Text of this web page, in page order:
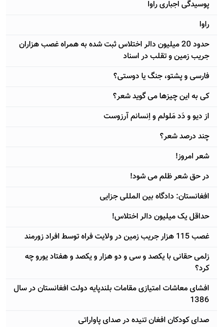
پوسيدگی اجباری راوا
راوا
حدود 20 ميليون دالر اختلاس ثبت شده به همراه غصب هزاران
جريب زمين و تقلب در اسناد
فارسی و پشتو، جنگ يا دوستی؟
کی به اين چيزها می گويد شعر؟
از ديو و دَد مَلولم و اِنسانم آرزوست
چند درصد شعر؟
شعر امروز!
در حق شعر ظلم می شود!
افغانستان: دادگاه بين المللی جزايی
حداقل يک ميليون دالر اختلاس!
غصب 115 هزار جريب زمين در ولايت فراه توسط افراد زورمند
زلمی حقانی با يکصد و سی و دو هزار و يکصد و هفتاد يورو چه
کرد؟
افشای معاشات امتيازی مقامات بلندپايه دولت افغانستان در سال
1386
صدای کودکان افغان تنيده در صدای پاواراتی